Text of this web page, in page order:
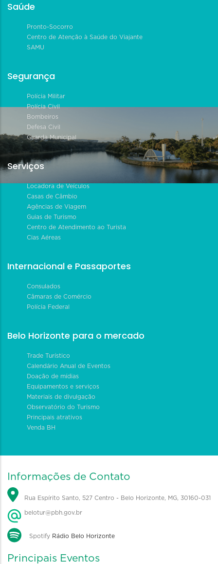
Saúde
Pronto-Socorro
Centro de Atenção à Saúde do Viajante
SAMU
Segurança
Polícia Militar
Polícia Civil
Bombeiros
Defesa Civil
Guarda Municipal
Serviços
Locadora de Veículos
Casas de Câmbio
Agências de Viagem
Guias de Turismo
Centro de Atendimento ao Turista
Cias Aéreas
Internacional e Passaportes
Consulados
Câmaras de Comércio
Polícia Federal
Belo Horizonte para o mercado
Trade Turístico
Calendário Anual de Eventos
Doação de mídias
Equipamentos e serviços
Materiais de divulgação
Observatório do Turismo
Principais atrativos
Venda BH
Informações de Contato
Rua Espírito Santo, 527 Centro - Belo Horizonte, MG, 30160-031
belotur@pbh.gov.br
Spotify Rádio Belo Horizonte
Principais Eventos